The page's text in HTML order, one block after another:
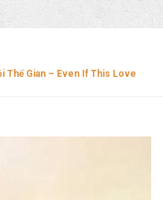
Thế Gian – Even If This Love